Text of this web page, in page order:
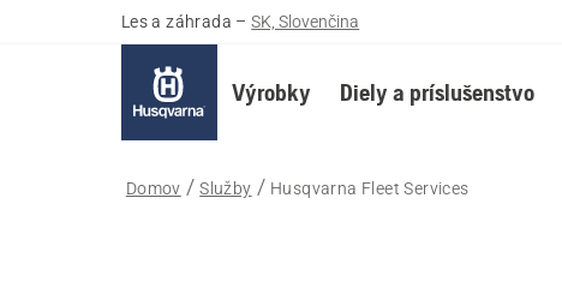
Les a záhrada – SK, Slovenčina
Výrobky Diely a príslušenstvo
Domov Služby Husqvarna Fleet Services